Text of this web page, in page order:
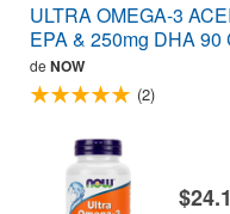
ULTRA OMEGA-3
EPA & 250mg DHA
de NOW
(2)